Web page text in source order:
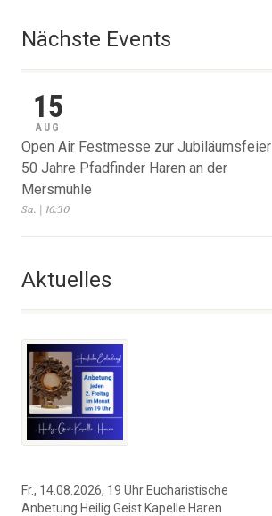
Nächste Events
15
AUG
Open Air Festmesse zur Jubiläumsfeier
50 Jahre Pfadfinder Haren an der
Mersmühle
Sa. | 16:30
Aktuelles
Fr., 14.08.2026, 19 Uhr Eucharistische
Anbetung Heilig Geist Kapelle Haren